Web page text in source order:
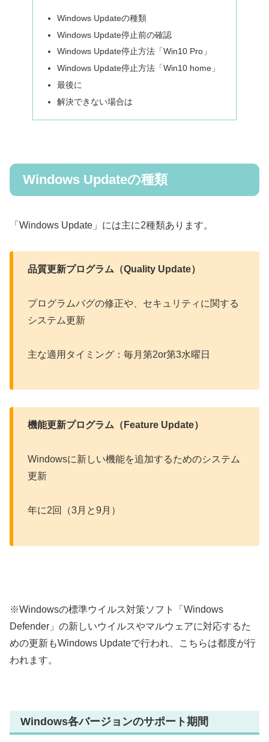
Windows Updateの種類
Windows Update停止前の確認
Windows Update停止方法「Win10 Pro」
Windows Update停止方法「Win10 home」
最後に
解決できない場合は
Windows Updateの種類
「Windows Update」には主に2種類あります。
品質更新プログラム（Quality Update）
プログラムバグの修正や、セキュリティに関する
システム更新
主な適用タイミング：毎月第2or第3水曜日
機能更新プログラム（Feature Update）
Windowsに新しい機能を追加するためのシステム
更新
年に2回（3月と9月）
※Windowsの標準ウイルス対策ソフト「Windows
Defender」の新しいウイルスやマルウェアに対応するた
めの更新もWindows Updateで行われ、こちらは都度が行
われます。
Windows各バージョンのサポート期間